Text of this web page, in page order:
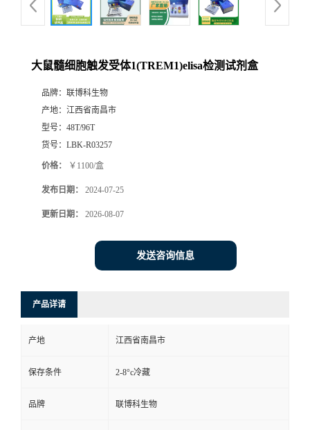
大鼠髓细胞触发受体1(TREM1)elisa检测试剂盒
品牌： 联博科生物
产地： 江西省南昌市
型号： 48T/96T
货号： LBK-R03257
价格： ￥1100/盒
发布日期： 2024-07-25
更新日期： 2026-08-07
发送咨询信息
产品详请
产地 江西省南昌市
保存条件 2-8°c冷藏
品牌 联博科生物